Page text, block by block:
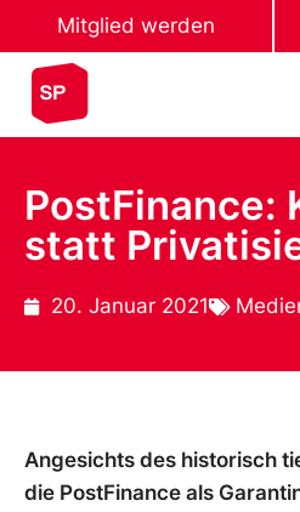
Mitglied werden
PostFinance:
statt
20. Januar 2021
Angesichts des historisch
die PostFinance als